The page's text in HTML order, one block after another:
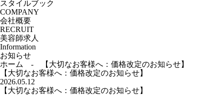
スタイルブック
COMPANY
会社概要
RECRUIT
美容師求人
Information
お知らせ
ホーム
-
【大切なお客様へ：価格改定のお知らせ】
【大切なお客様へ：価格改定のお知らせ】
2026.05.12
【大切なお客様へ：価格改定のお知らせ】